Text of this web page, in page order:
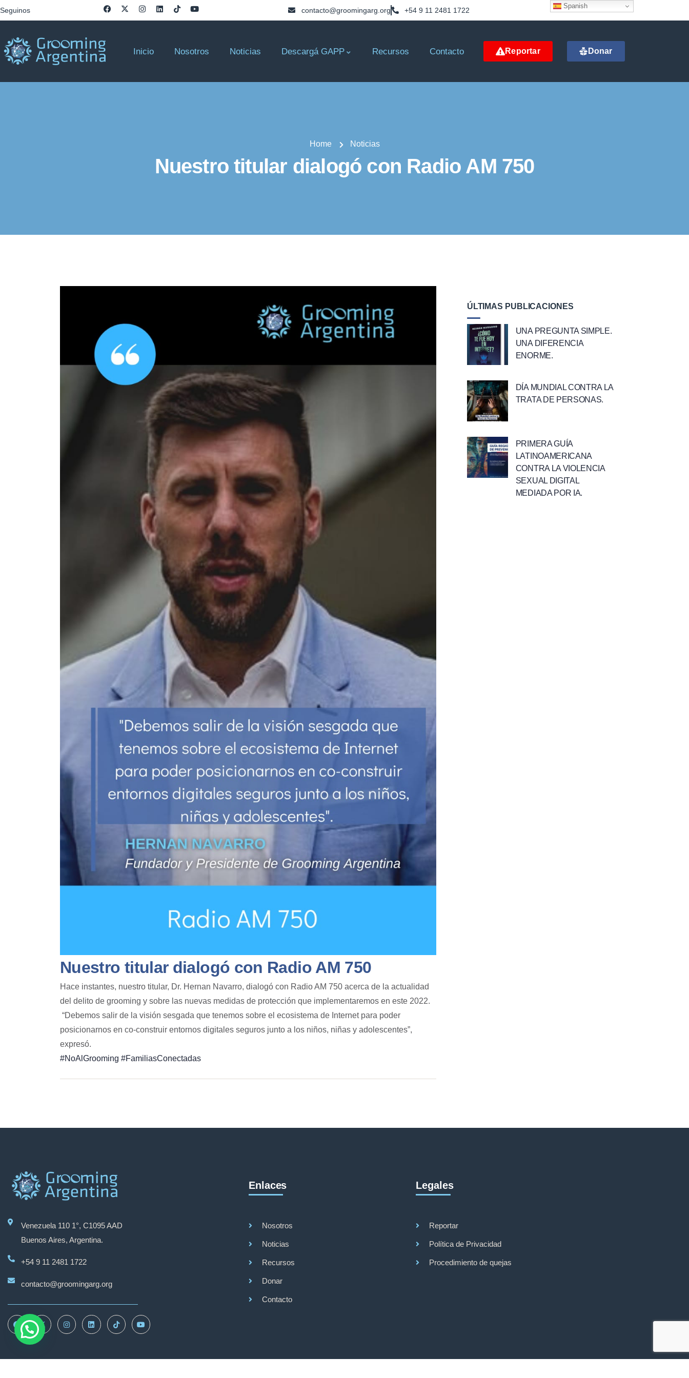
Seguinos contacto@groomingarg.org +54 9 11 2481 1722
Inicio Nosotros Noticias Descargá GAPP Recursos Contacto Reportar Donar
Home Noticias
Nuestro titular dialogó con Radio AM 750
Nuestro titular dialogó con Radio AM 750
Hace instantes, nuestro titular, Dr. Hernan Navarro, dialogó con Radio AM 750 acerca de la actualidad
del delito de grooming y sobre las nuevas medidas de protección que implementaremos en este 2022.
“Debemos salir de la visión sesgada que tenemos sobre el ecosistema de Internet para poder
posicionarnos en co-construir entornos digitales seguros junto a los niños, niñas y adolescentes”,
expresó.
#NoAlGrooming #FamiliasConectadas
ÚLTIMAS PUBLICACIONES
UNA PREGUNTA SIMPLE.
UNA DIFERENCIA
ENORME.
DÍA MUNDIAL CONTRA LA
TRATA DE PERSONAS.
PRIMERA GUÍA
LATINOAMERICANA
CONTRA LA VIOLENCIA
SEXUAL DIGITAL
MEDIADA POR IA.
Venezuela 110 1°, C1095 AAD
Buenos Aires, Argentina.
+54 9 11 2481 1722
contacto@groomingarg.org
Enlaces
Nosotros
Noticias
Recursos
Donar
Contacto
Legales
Reportar
Política de Privacidad
Procedimiento de quejas
Spanish
Grooming Argentina
¿En qué podemos ayudarte?